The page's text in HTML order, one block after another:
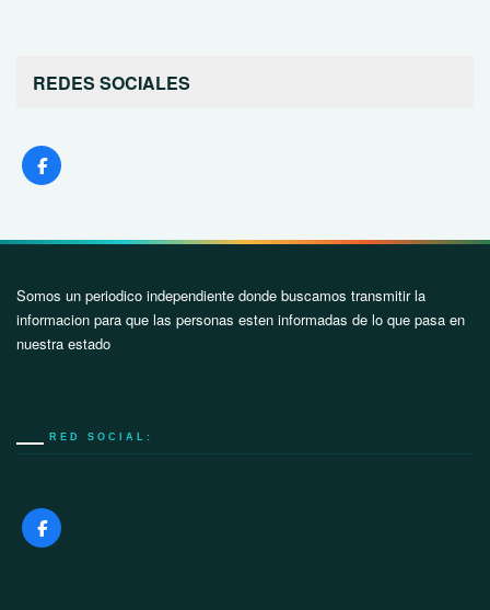
REDES SOCIALES
Somos un periodico independiente donde buscamos transmitir la
informacion para que las personas esten informadas de lo que pasa en
nuestra estado
RED SOCIAL: